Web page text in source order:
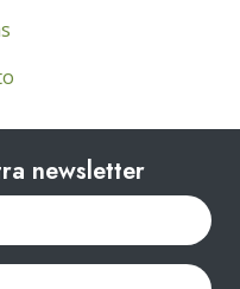
newsletter